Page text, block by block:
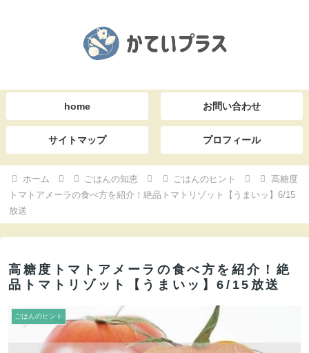
home お問い合わせ
サイトマップ プロフィール
ホーム ごはんの知恵 ごはんのヒント
高糖度
トマトアメーラの食べ方を紹介！絶品トマトリゾット【うまいッ】6/15
放送
高糖度トマトアメーラの食べ方を紹介！絶
品トマトリゾット【うまいッ】6/15放送
ごはんのヒント